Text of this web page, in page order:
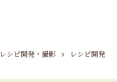
レシピ開発・撮影 レシピ開発